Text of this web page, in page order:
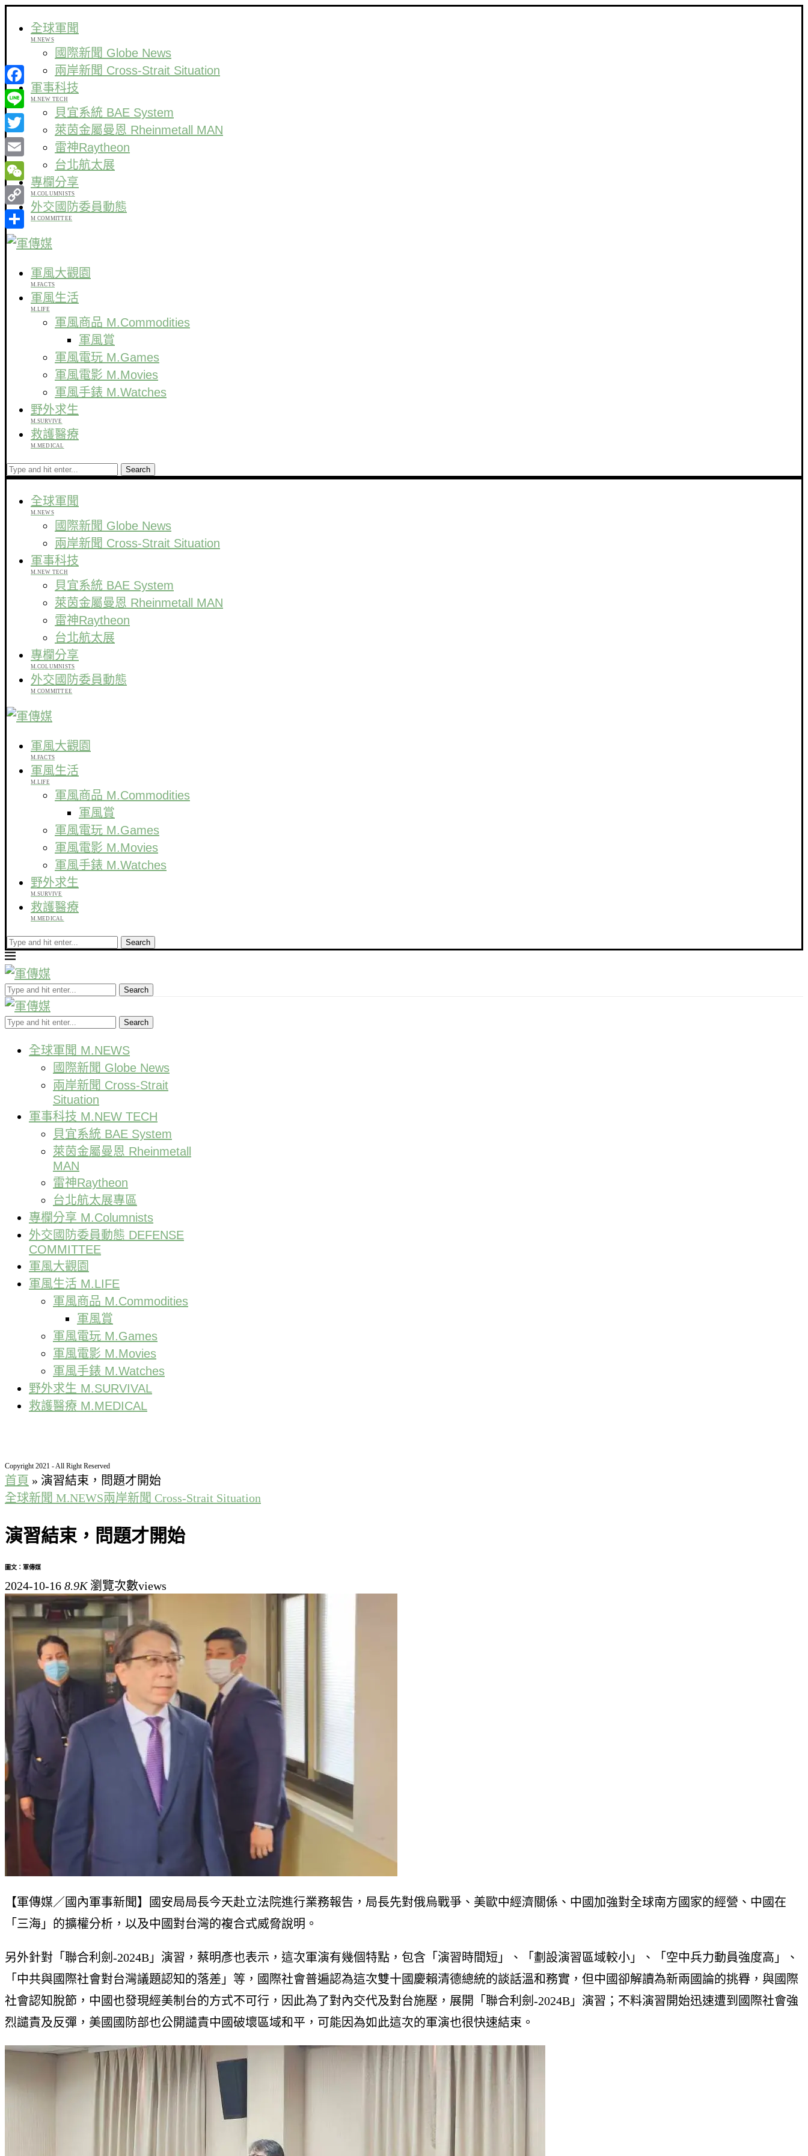
全球軍聞
M.NEWS
國際新聞 Globe News
兩岸新聞 Cross-Strait Situation
軍事科技
M.NEW TECH
貝宜系統 BAE System
萊茵金屬曼恩 Rheinmetall MAN
雷神Raytheon
台北航太展
專欄分享
M.COLUMNISTS
外交國防委員動態
M COMMITTEE
軍風大觀園
M.FACTS
軍風生活
M.LIFE
軍風商品 M.Commodities
軍風賞
軍風電玩 M.Games
軍風電影 M.Movies
軍風手錶 M.Watches
野外求生
M.SURVIVE
救護醫療
M.MEDICAL
Search
全球軍聞
M.NEWS
國際新聞 Globe News
兩岸新聞 Cross-Strait Situation
軍事科技
M.NEW TECH
貝宜系統 BAE System
萊茵金屬曼恩 Rheinmetall MAN
雷神Raytheon
台北航太展
專欄分享
M.COLUMNISTS
外交國防委員動態
M COMMITTEE
軍風大觀園
M.FACTS
軍風生活
M.LIFE
軍風商品 M.Commodities
軍風賞
軍風電玩 M.Games
軍風電影 M.Movies
軍風手錶 M.Watches
野外求生
M.SURVIVE
救護醫療
M.MEDICAL
Search
Search
Search
全球軍聞 M.NEWS
國際新聞 Globe News
兩岸新聞 Cross-Strait
Situation
軍事科技 M.NEW TECH
貝宜系統 BAE System
萊茵金屬曼恩 Rheinmetall
MAN
雷神Raytheon
台北航太展專區
專欄分享 M.Columnists
外交國防委員動態 DEFENSE
COMMITTEE
軍風大觀園
軍風生活 M.LIFE
軍風商品 M.Commodities
軍風賞
軍風電玩 M.Games
軍風電影 M.Movies
軍風手錶 M.Watches
野外求生 M.SURVIVAL
救護醫療 M.MEDICAL
Copyright 2021 - All Right Reserved
首頁 » 演習結束，問題才開始
全球新聞 M.NEWS兩岸新聞 Cross-Strait Situation
演習結束，問題才開始
圖文：軍傳媒
2024-10-16 8.9K瀏覽次數views
【軍傳媒／國內軍事新聞】國安局局長今天赴立法院進行業務報告，局長先對俄烏戰爭、美歐中經濟關係、中國加強對全球南方國家的經營、中國在
「三海」的擴權分析，以及中國對台灣的複合式威脅說明。
另外針對「聯合利劍-2024B」演習，蔡明彥也表示，這次軍演有幾個特點，包含「演習時間短」、「劃設演習區域較小」、「空中兵力動員強度高」、
「中共與國際社會對台灣議題認知的落差」等，國際社會普遍認為這次雙十國慶賴清德總統的談話溫和務實，但中國卻解讀為新兩國論的挑臖，與國際
社會認知脫節，中國也發現經美制台的方式不可行，因此為了對內交代及對台施壓，展開「聯合利劍-2024B」演習；不料演習開始迅速遭到國際社會強
烈譴責及反彈，美國國防部也公開譴責中國破壞區域和平，可能因為如此這次的軍演也很快速結束。
Facebook
Line
Twitter
Email
WeChat
Copy
Link
分